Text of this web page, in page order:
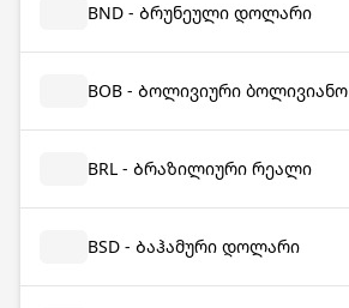
BND - Ბრუნეული დოლარი
BOB - Ბოლივიური ბოლივიანო
BRL - Ბრაზილიური რეალი
BSD - Ბაჰამური დოლარი